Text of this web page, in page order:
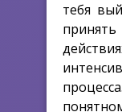
тебя